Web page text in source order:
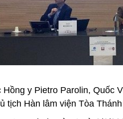
y Pietro Parolin, Quốc
tịch Hàn lâm viện Tòa